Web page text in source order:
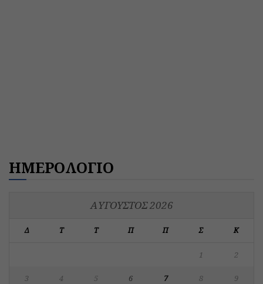
ΗΜΕΡΟΛΟΓΙΟ
ΑΎΓΟΥΣΤΟΣ 2026
Δ Τ Τ Π Π Σ Κ
1 2
3 4 5 6 7 8 9